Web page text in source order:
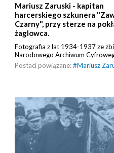
Mariusz Zaruski - kapitan
harcerskiego szkunera
Czarny", przy sterze na
żaglowca.
Fotografia z lat 1934-1937 ze
Narodowego Archiwum
Postaci powiązane:#Mariusz